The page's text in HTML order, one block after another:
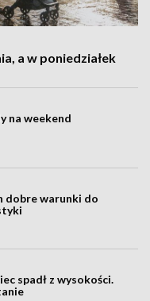
a w poniedziałek
na weekend
dobre warunki do
spadł z wysokości.